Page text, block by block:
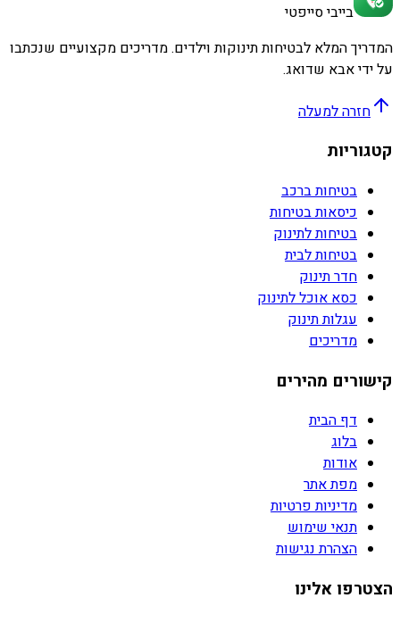
בייבי סייפטי
המדריך המלא לבטיחות תינוקות וילדים. מדריכים מקצועיים שנכתבו
על ידי אבא שדואג.
חזרה למעלה
קטגוריות
בטיחות ברכב
כיסאות בטיחות
בטיחות לתינוק
בטיחות לבית
חדר תינוק
כסא אוכל לתינוק
עגלות תינוק
מדריכים
קישורים מהירים
דף הבית
בלוג
אודות
מפת אתר
מדיניות פרטיות
תנאי שימוש
הצהרת נגישות
הצטרפו אלינו